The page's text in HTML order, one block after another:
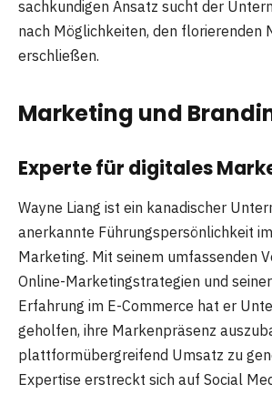
sachkundigen Ansatz sucht der
nach Möglichkeiten, den florierenden
erschließen.
Marketing und
Experte für digitales
Wayne Liang ist ein kanadischer
anerkannte Führungspersönlichkeit
Marketing. Mit seinem umfassenden
Online-Marketingstrategien und
Erfahrung im E-Commerce hat er
geholfen, ihre Markenpräsenz
plattformübergreifend Umsatz zu
Expertise erstreckt sich auf Social